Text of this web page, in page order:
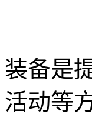
装备是
活动等